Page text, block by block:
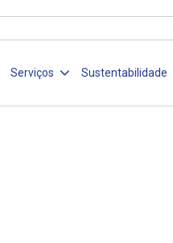
Serviços Sustentabilidade